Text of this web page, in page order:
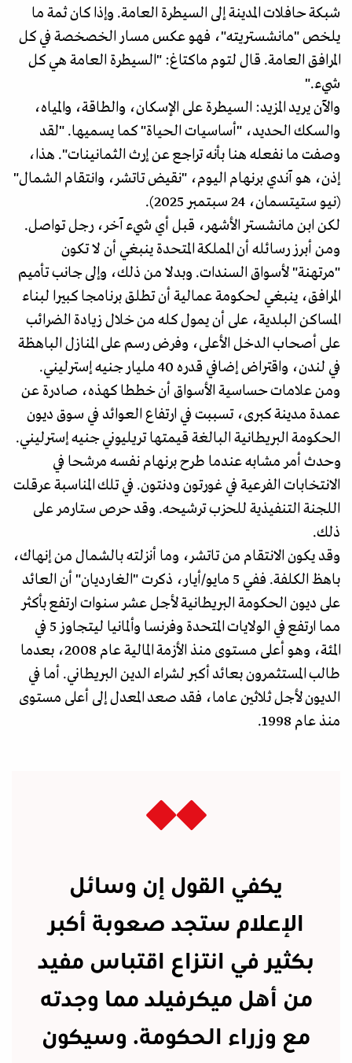
شبكة حافلات المدينة إلى السيطرة العامة. وإذا كان ثمة ما
يلخص "مانشستريته"، فهو عكس مسار الخصخصة في كل
المرافق العامة. قال لتوم ماكتاغ: "السيطرة العامة هي كل
شيء."
والآن يريد المزيد: السيطرة على الإسكان، والطاقة، والمياه،
والسكك الحديد، "أساسيات الحياة" كما يسميها. "لقد
وصفت ما نفعله هنا بأنه تراجع عن إرث الثمانينات". هذا،
إذن، هو آندي برنهام اليوم، "نقيض تاتشر، وانتقام الشمال"
(نيو ستيتسمان، 24 سبتمبر 2025).
لكن ابن مانشستر الأشهر، قبل أي شيء آخر، رجل تواصل.
ومن أبرز رسائله أن المملكة المتحدة ينبغي أن لا تكون
"مرتهنة" لأسواق السندات. وبدلا من ذلك، وإلى جانب تأميم
المرافق، ينبغي لحكومة عمالية أن تطلق برنامجا كبيرا لبناء
المساكن البلدية، على أن يمول كله من خلال زيادة الضرائب
على أصحاب الدخل الأعلى، وفرض رسم على المنازل الباهظة
في لندن، واقتراض إضافي قدره 40 مليار جنيه إسترليني.
ومن علامات حساسية الأسواق أن خططا كهذه، صادرة عن
عمدة مدينة كبرى، تسببت في ارتفاع العوائد في سوق ديون
الحكومة البريطانية البالغة قيمتها تريليوني جنيه إسترليني.
وحدث أمر مشابه عندما طرح برنهام نفسه مرشحا في
الانتخابات الفرعية في غورتون ودنتون. في تلك المناسبة عرقلت
اللجنة التنفيذية للحزب ترشيحه. وقد حرص ستارمر على
ذلك.
وقد يكون الانتقام من تاتشر، وما أنزلته بالشمال من إنهاك،
باهظ الكلفة. ففي 5 مايو/أيار، ذكرت "الغارديان" أن العائد
على ديون الحكومة البريطانية لأجل عشر سنوات ارتفع بأكثر
مما ارتفع في الولايات المتحدة وفرنسا وألمانيا ليتجاوز 5 في
المئة، وهو أعلى مستوى منذ الأزمة المالية عام 2008، بعدما
طالب المستثمرون بعائد أكبر لشراء الدين البريطاني. أما في
الديون لأجل ثلاثين عاما، فقد صعد المعدل إلى أعلى مستوى
منذ عام 1998.
يكفي القول إن وسائل
الإعلام ستجد صعوبة أكبر
بكثير في انتزاع اقتباس مفيد
من أهل ميكرفيلد مما وجدته
مع وزراء الحكومة. وسيكون